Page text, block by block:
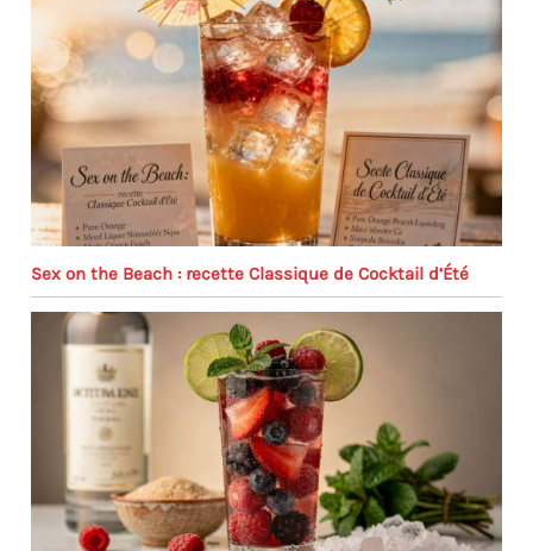
Sex on the Beach : recette Classique de Cocktail d’Été